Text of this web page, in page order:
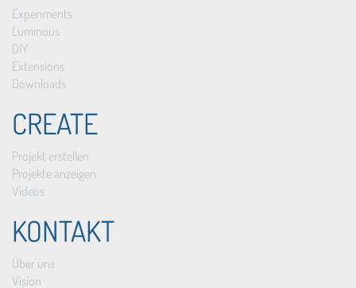
Experiments
Luminous
DIY
Extensions
Downloads
CREATE
Projekt erstellen
Projekte anzeigen
Videos
KONTAKT
Über uns
Vision